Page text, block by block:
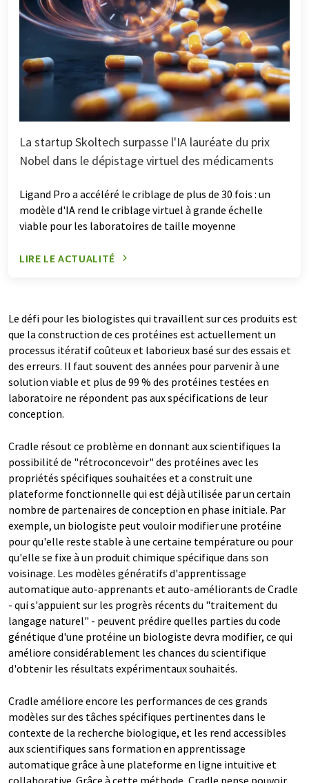
La startup Skoltech surpasse l'IA lauréate du prix
Nobel dans le dépistage virtuel des médicaments
Ligand Pro a accéléré le criblage de plus de 30 fois : un
modèle d'IA rend le criblage virtuel à grande échelle
viable pour les laboratoires de taille moyenne
LIRE LE ACTUALITÉ
Le défi pour les biologistes qui travaillent sur ces produits est
que la construction de ces protéines est actuellement un
processus itératif coûteux et laborieux basé sur des essais et
des erreurs. Il faut souvent des années pour parvenir à une
solution viable et plus de 99 % des protéines testées en
laboratoire ne répondent pas aux spécifications de leur
conception.
Cradle résout ce problème en donnant aux scientifiques la
possibilité de "rétroconcevoir" des protéines avec les
propriétés spécifiques souhaitées et a construit une
plateforme fonctionnelle qui est déjà utilisée par un certain
nombre de partenaires de conception en phase initiale. Par
exemple, un biologiste peut vouloir modifier une protéine
pour qu'elle reste stable à une certaine température ou pour
qu'elle se fixe à un produit chimique spécifique dans son
voisinage. Les modèles génératifs d'apprentissage
automatique auto-apprenants et auto-améliorants de Cradle
- qui s'appuient sur les progrès récents du "traitement du
langage naturel" - peuvent prédire quelles parties du code
génétique d'une protéine un biologiste devra modifier, ce qui
améliore considérablement les chances du scientifique
d'obtenir les résultats expérimentaux souhaités.
Cradle améliore encore les performances de ces grands
modèles sur des tâches spécifiques pertinentes dans le
contexte de la recherche biologique, et les rend accessibles
aux scientifiques sans formation en apprentissage
automatique grâce à une plateforme en ligne intuitive et
collaborative. Grâce à cette méthode, Cradle pense pouvoir